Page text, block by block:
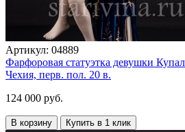
Артикул: 04889
Фарфоровая статуэтка девушки
Чехия, перв. пол. 20 в.
124 000 руб.
В корзину Купить в 1 клик